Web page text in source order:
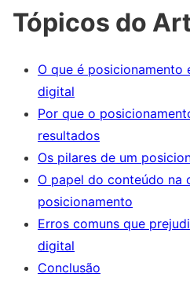
Tópicos do
O que é
digital
Por que o
resultados
Os pilares de um
O papel do conteúdo na
posicionamento
Erros comuns que
digital
Conclusão